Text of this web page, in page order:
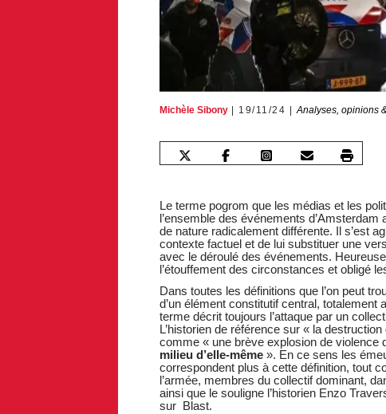
Michèle Sibony 19/11/24 Analyses, opinions
Le terme pogrom que les médias et les
l’ensemble des événements
de nature radicalement différente. Il s’est
contexte factuel et de lui substituer une
avec le déroulé des événements.
l’étouffement des circonstances et obligé
Dans toutes les définitions que l’on peut
d’un élément constitutif central,
terme décrit toujours l’attaque par un
L’historien de référence sur « la
comme « une brève explosion de violence
milieu d’elle-même». En ce sens les
correspondent plus à cette définition, tout
l’armée, membres du collectif dominant,
ainsi que le souligne l’historien Enzo
sur Blast.